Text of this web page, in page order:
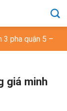
3 pha quận 5 –
giá minh